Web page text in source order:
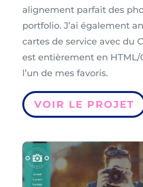
alignement parfait des
portfolio. J’ai également
cartes de service avec du
est entièrement en HTML/
l’un de mes favoris.
VOIR LE PROJET